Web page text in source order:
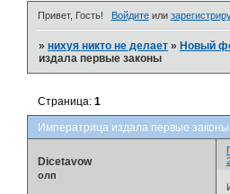
Привет, Гость! Войдитеили
»нихуя никто не делает »Новый
издала первые законы
Императрица издала первые законы
Страница:1
Dicetavow
олп